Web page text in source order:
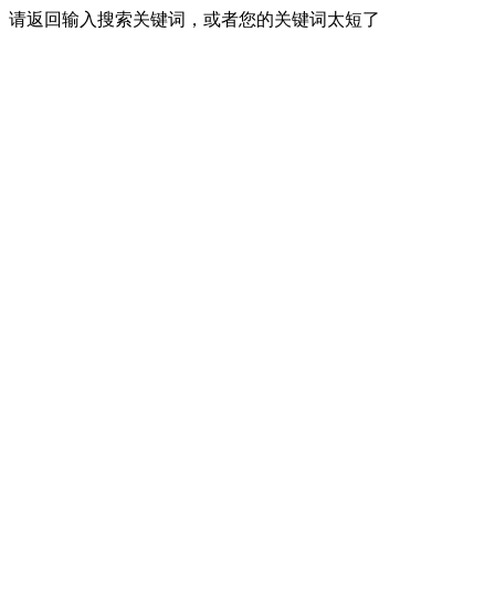
请返回输入搜索关键词，或者您的关键词太短了